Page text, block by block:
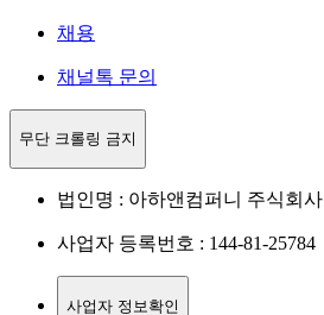
채용
채널톡 문의
무단 크롤링 금지
법인명 : 아하앤컴퍼니 주식회사
사업자 등록번호 : 144-81-25784
사업자 정보확인